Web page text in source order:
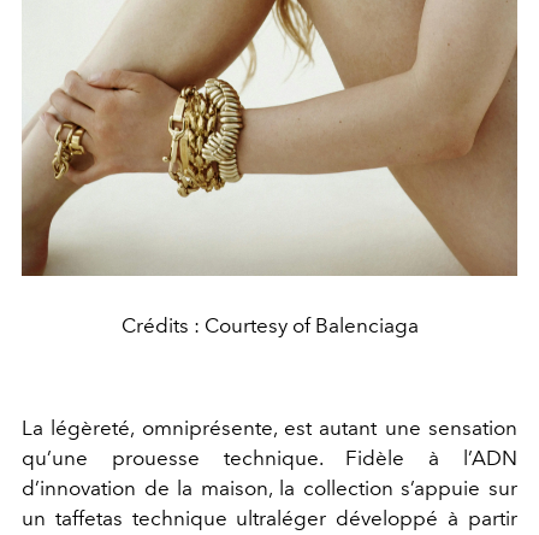
Crédits : Courtesy of Balenciaga
La légèreté, omniprésente, est autant une sensation
qu’une prouesse technique. Fidèle à l’ADN
d’innovation de la maison, la collection s’appuie sur
un taffetas technique ultraléger développé à partir